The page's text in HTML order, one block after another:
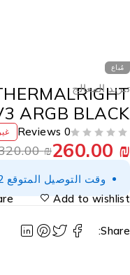
مُباع
المعالج
ARGB
0 Reviews
320.00₪260.00
وقت التوصيل المتوقع 2-3 أيام (توصيل سريع)
Add to